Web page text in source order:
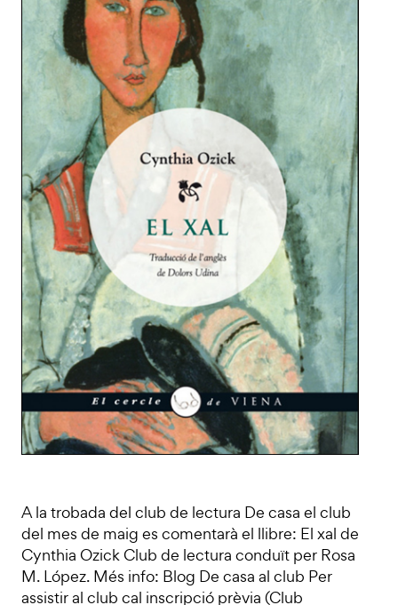
A la trobada del club de lectura De casa el club
del mes de maig es comentarà el llibre: El xal de
Cynthia Ozick Club de lectura conduït per Rosa
M. López. Més info: Blog De casa al club Per
assistir al club cal inscripció prèvia (Club